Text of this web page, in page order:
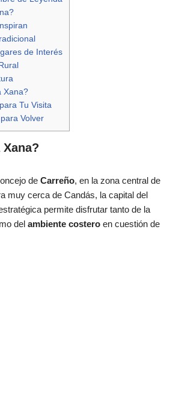
de Interés
Xana?
Tu Visita
Volver
de Carreño, en la zona central de
muy cerca de Candás, la capital del
permite disfrutar tanto de la
del ambiente costero en cuestión de